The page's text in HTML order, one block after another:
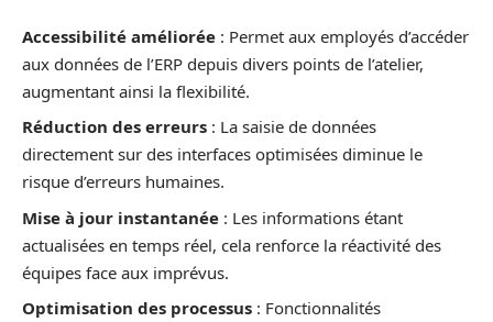
Accessibilité améliorée : Permet aux employés d’accéder
aux données de l’ERP depuis divers points de l’atelier,
augmentant ainsi la flexibilité.
Réduction des erreurs : La saisie de données
directement sur des interfaces optimisées diminue le
risque d’erreurs humaines.
Mise à jour instantanée : Les informations étant
actualisées en temps réel, cela renforce la réactivité des
équipes face aux imprévus.
Optimisation des processus : Fonctionnalités